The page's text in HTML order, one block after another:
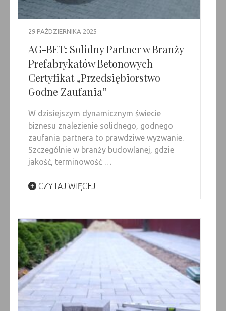
29 PAŹDZIERNIKA 2025
AG-BET: Solidny Partner w Branży
Prefabrykatów Betonowych –
Certyfikat „Przedsiębiorstwo
Godne Zaufania”
W dzisiejszym dynamicznym świecie
biznesu znalezienie solidnego, godnego
zaufania partnera to prawdziwe wyzwanie.
Szczególnie w branży budowlanej, gdzie
jakość, terminowość …
CZYTAJ WIĘCEJ